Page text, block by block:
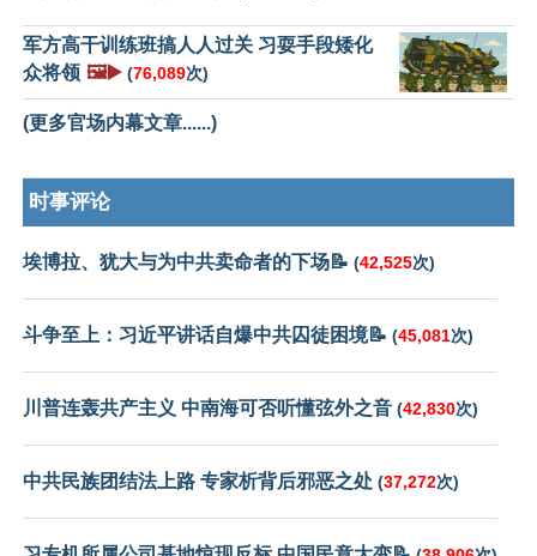
军方高干训练班搞人人过关 习耍手段矮化
众将领 🖼️▶️ (76,089次)
(更多官场内幕文章......)
时事评论
埃博拉、犹大与为中共卖命者的下场📝 (42,525次)
斗争至上：习近平讲话自爆中共囚徒困境📝 (45,081次)
川普连轰共产主义 中南海可否听懂弦外之音 (42,830次)
中共民族团结法上路 专家析背后邪恶之处 (37,272次)